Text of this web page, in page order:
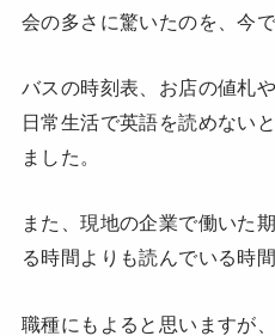
会の多さに驚いたのを、今
バスの時刻表、お店の値札
日常生活で英語を読めない
ました。
また、現地の企業で働いた
る時間よりも読んでいる時
職種にもよると思いますが